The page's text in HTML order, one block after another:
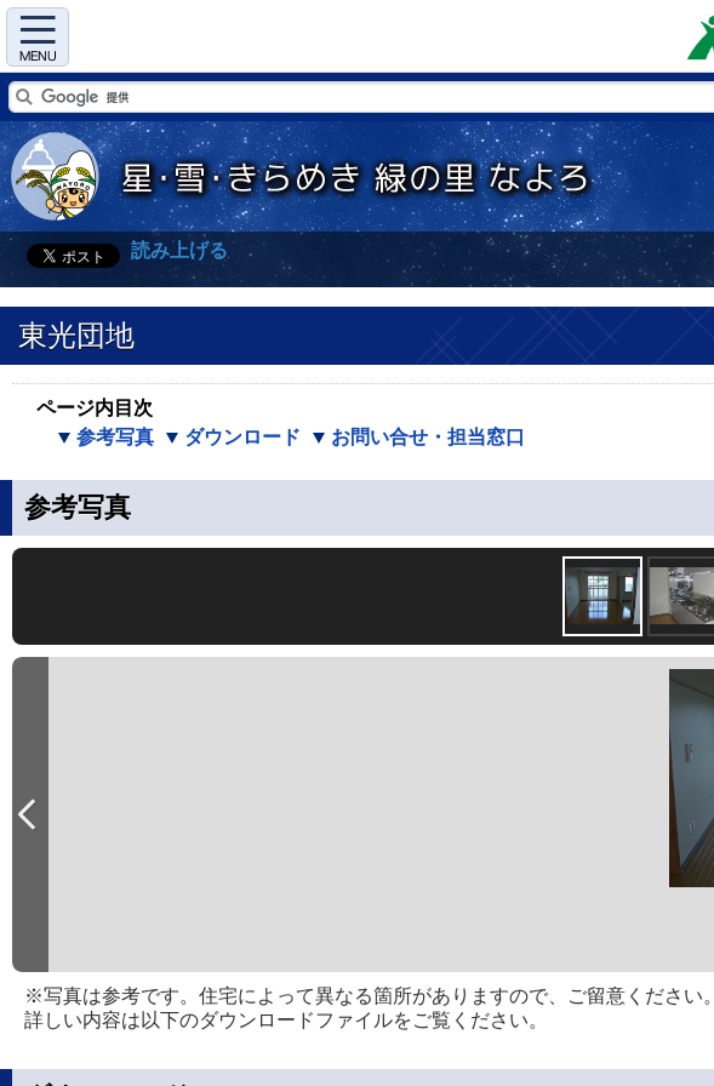
Menu
読み上げる
東光団地
ページ内目次
参考写真
ダウンロード お問い合せ・担当窓口
参考写真
※写真は参考です。住宅によって異なる箇所がありますので、ご留意ください。
詳しい内容は以下のダウンロードファイルをご覧ください。